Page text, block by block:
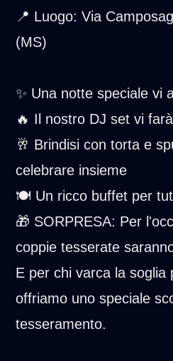
📍 Luogo: Via
(MS)
✨ Una notte speciale vi
🔥 Il nostro DJ set vi
🥂 Brindisi con torta e
celebrare insieme
🍽️ Un ricco buffet per
🎁 SORPRESA: Per
coppie tesserate
E per chi varca la soglia
offriamo uno speciale
tesseramento.